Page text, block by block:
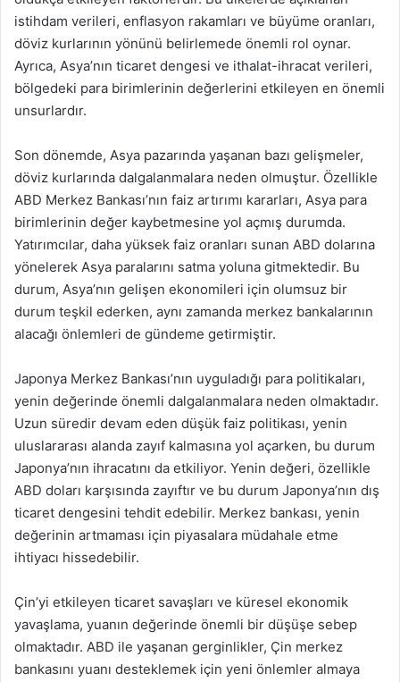
istihdam verileri, enflasyon rakamları ve büyüme oranları,
döviz kurlarının yönünü belirlemede önemli rol oynar.
Ayrıca, Asya’nın ticaret dengesi ve ithalat-ihracat verileri,
bölgedeki para birimlerinin değerlerini etkileyen en önemli
unsurlardır.
Son dönemde, Asya pazarında yaşanan bazı gelişmeler,
döviz kurlarında dalgalanmalara neden olmuştur. Özellikle
ABD Merkez Bankası’nın faiz artırımı kararları, Asya para
birimlerinin değer kaybetmesine yol açmış durumda.
Yatırımcılar, daha yüksek faiz oranları sunan ABD dolarına
yönelerek Asya paralarını satma yoluna gitmektedir. Bu
durum, Asya’nın gelişen ekonomileri için olumsuz bir
durum teşkil ederken, aynı zamanda merkez bankalarının
alacağı önlemleri de gündeme getirmiştir.
Japonya Merkez Bankası’nın uyguladığı para politikaları,
yenin değerinde önemli dalgalanmalara neden olmaktadır.
Uzun süredir devam eden düşük faiz politikası, yenin
uluslararası alanda zayıf kalmasına yol açarken, bu durum
Japonya’nın ihracatını da etkiliyor. Yenin değeri, özellikle
ABD doları karşısında zayıftır ve bu durum Japonya’nın dış
ticaret dengesini tehdit edebilir. Merkez bankası, yenin
değerinin artmaması için piyasalara müdahale etme
ihtiyacı hissedebilir.
Çin’yi etkileyen ticaret savaşları ve küresel ekonomik
yavaşlama, yuanın değerinde önemli bir düşüşe sebep
olmaktadır. ABD ile yaşanan gerginlikler, Çin merkez
bankasını yuanı desteklemek için yeni önlemler almaya